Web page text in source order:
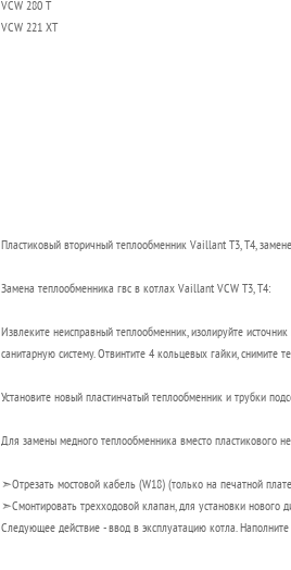
VCW 280 T
VCW 221 XT
Пластиковый вторичный теплообменник Vaillant T3, T4,
Замена теплообменника гвс в котлах Vaillant VCW T3, T4:
Извлеките неисправный теплообменник, изолируйте
санитарную систему. Отвинтите 4 кольцевых гайки, снимите
Установите новый пластинчатый теплообменник и трубки
Для замены медного теплообменника вместо пластикового
➣Отрезать мостовой кабель (W18) (только на печатной
➣Смонтировать трехходовой клапан, для установки нового
Следующее действие - ввод в эксплуатацию котла.